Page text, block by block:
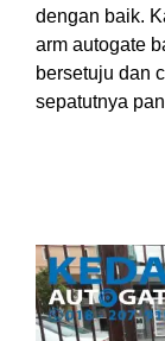
dengan baik.
arm autogate
bersetuju dan
sepatutnya